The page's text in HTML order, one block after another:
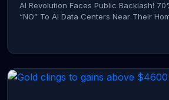
AI Revolution Faces Public Backlash!
“NO” To AI Data Centers Near Their